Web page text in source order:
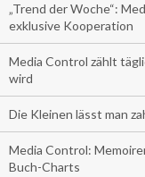
„Trend der Woche“:
exklusive Kooperation
Media Control zählt
wird
Die Kleinen lässt man
Media Control:
Buch-Charts